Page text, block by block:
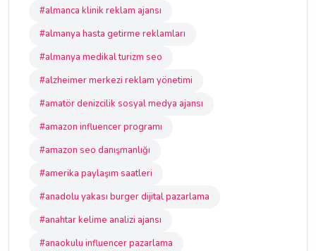
#almanca klinik reklam ajansı
#almanya hasta getirme reklamları
#almanya medikal turizm seo
#alzheimer merkezi reklam yönetimi
#amatör denizcilik sosyal medya ajansı
#amazon influencer programı
#amazon seo danışmanlığı
#amerika paylaşım saatleri
#anadolu yakası burger dijital pazarlama
#anahtar kelime analizi ajansı
#anaokulu influencer pazarlama